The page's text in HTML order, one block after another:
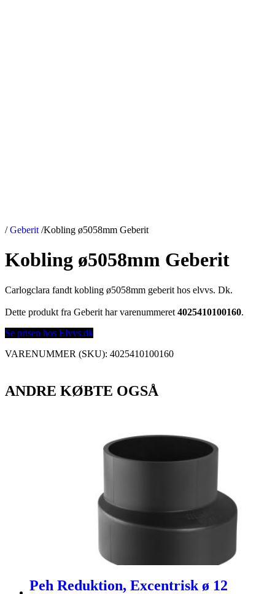
/ Geberit /Kobling ø5058mm Geberit
Kobling ø5058mm Geberit
Carlogclara fandt kobling ø5058mm geberit hos elvvs. Dk.
Dette produkt fra Geberit har varenummeret 4025410100160.
Se prisen hos Elvvs.dk
VARENUMMER (SKU): 4025410100160
ANDRE KØBTE OGSÅ
Peh Reduktion, Excentrisk ø 12